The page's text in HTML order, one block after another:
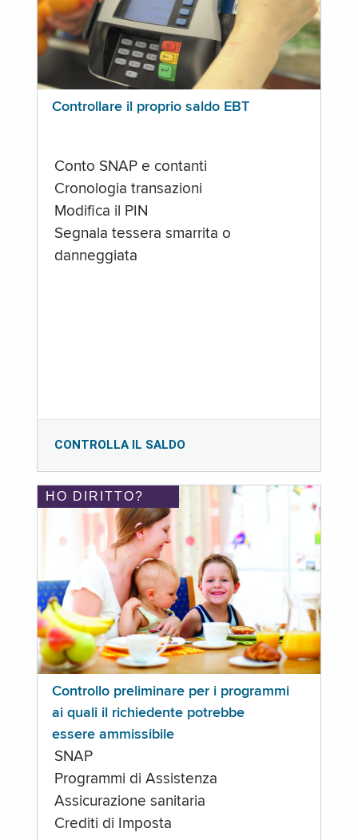
Controllare il proprio saldo EBT
Conto SNAP e contanti
Cronologia transazioni
Modifica il PIN
Segnala tessera smarrita o
danneggiata
CONTROLLA IL SALDO
HO DIRITTO?
Controllo preliminare per i programmi
ai quali il richiedente potrebbe
essere ammissibile
SNAP
Programmi di Assistenza
Assicurazione sanitaria
Crediti di Imposta